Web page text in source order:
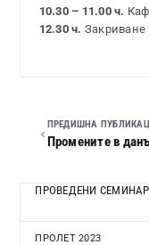
10.30 – 11.00 ч.
12.30 ч.
ПРЕДИШНА
ПРОВЕДЕНИ
ПРОЛЕТ 2023